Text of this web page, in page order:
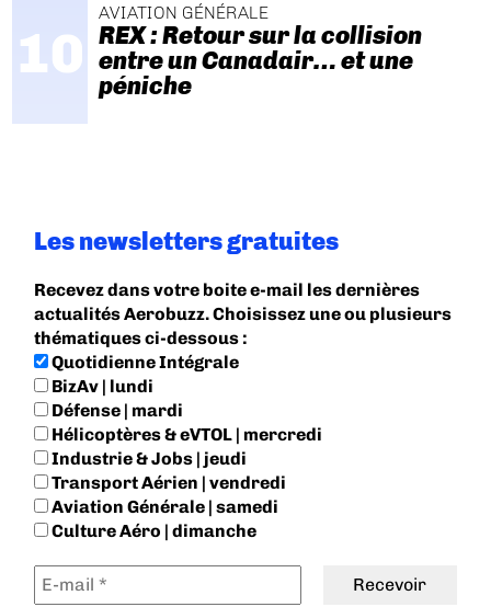
AVIATION GÉNÉRALE
REX : Retour sur la collision
entre un Canadair… et une
péniche
Les newsletters gratuites
Recevez dans votre boite e-mail les dernières
actualités Aerobuzz. Choisissez une ou plusieurs
thématiques ci-dessous :
Quotidienne Intégrale
BizAv | lundi
Défense | mardi
Hélicoptères & eVTOL | mercredi
Industrie & Jobs | jeudi
Transport Aérien | vendredi
Aviation Générale | samedi
Culture Aéro | dimanche